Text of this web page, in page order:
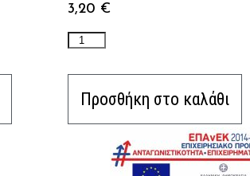
3,20 €
Προσθήκη στο καλάθι